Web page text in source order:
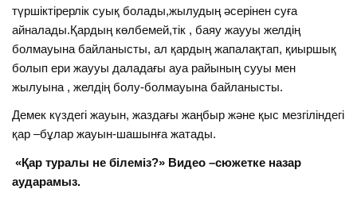
түршіктірерлік суық болады,жылудың әсерінен суға
айналады.Қардың көлбемей,тік , баяу жаууы желдің
болмауына байланысты, ал қардың жапалақтап, қиыршық
болып ери жаууы даладағы ауа райының сууы мен
жылуына , желдің болу-болмауына байланысты.
Демек күздегі жауын, жаздағы жаңбыр және қыс мезгіліндегі
қар –бұлар жауын-шашынға жатады.
«Қар туралы не білеміз?» Видео –сюжетке назар
аударамыз.